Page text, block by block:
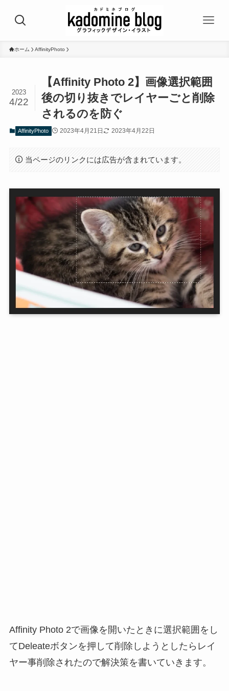
ホーム AffinityPhoto
【Affinity Photo 2】画像選択範囲
後の切り抜きでレイヤーごと削除
されるのを防ぐ
2023
4/22
AffinityPhoto 2023年4月21日 2023年4月22日
当ページのリンクには広告が含まれています。
Affinity Photo 2で画像を開いたときに選択範囲をし
てDeleateボタンを押して削除しようとしたらレイ
ヤー事削除されたので解決策を書いていきます。